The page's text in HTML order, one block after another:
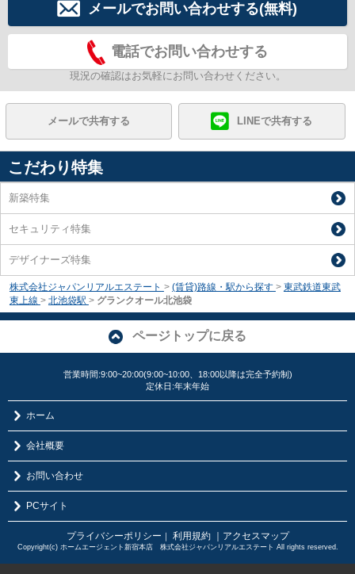
メールでお問い合わせする(無料)
電話でお問い合わせする
現況の確認はお気軽にお問い合わせください。
メールで共有する LINEで共有する
こだわり特集
新築特集
セキュリティ特集
デザイナーズ特集
株式会社ジャパンリアルエステート > (賃貸)路線・駅から探す > 東武鉄道東武
東上線 > 北池袋駅 > グランクオール北池袋
ページトップに戻る
営業時間:9:00~20:00(9:00~10:00、18:00以降は完全予約制)
定休日:年末年始
ホーム
会社概要
お問い合わせ
PCサイト
プライバシーポリシー 利用規約 ｜アクセスマップ
Copyright(c) ホームエージェント新宿本店 株式会社ジャパンリアルエステート All rights reserved.